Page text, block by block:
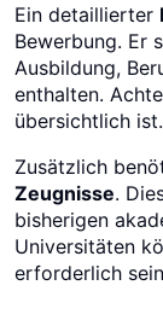
Ein detaillierter
Bewerbung. Er
Ausbildung,
enthalten.
übersichtlich ist.
Zusätzlich
Zeugnisse.
bisherigen
Universitäten
erforderlich